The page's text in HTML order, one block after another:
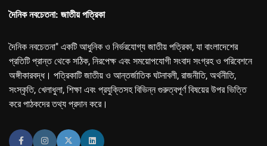
দৈনিক নবচেতনা: জাতীয় পত্রিকা
দৈনিক নবচেতনা" একটি আধুনিক ও নির্ভরযোগ্য জাতীয় পত্রিকা, যা বাংলাদেশের
প্রতিটি প্রান্ত থেকে সঠিক, নিরপেক্ষ এবং সময়োপযোগী সংবাদ সংগ্রহ ও পরিবেশনে
অঙ্গীকারবদ্ধ। পত্রিকাটি জাতীয় ও আন্তর্জাতিক ঘটনাবলী, রাজনীতি, অর্থনীতি,
সংস্কৃতি, খেলাধুলা, শিক্ষা এবং প্রযুক্তিসহ বিভিন্ন গুরুত্বপূর্ণ বিষয়ের উপর ভিত্তি
করে পাঠকদের তথ্য প্রদান করে।